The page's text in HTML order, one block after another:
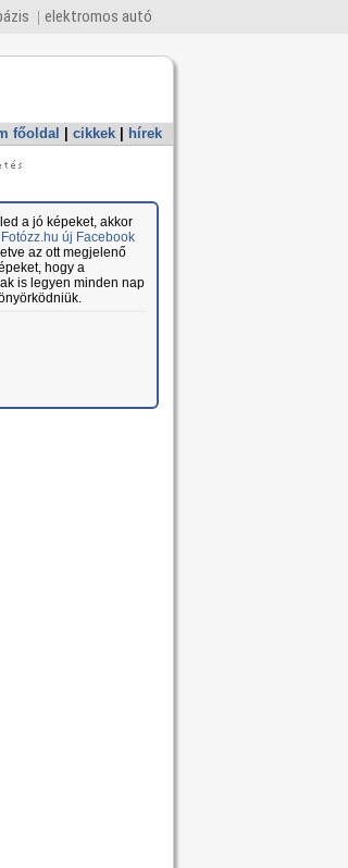
elektromos autó
főoldal cikkek hírek
a jó képeket, akkor
Fotózz.hu új Facebook
az ott megjelenő
hogy a
is legyen minden nap